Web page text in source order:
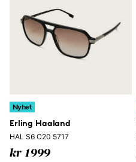
Nyhet
Erling Haaland
HAL S6 C20 5717
kr 1999